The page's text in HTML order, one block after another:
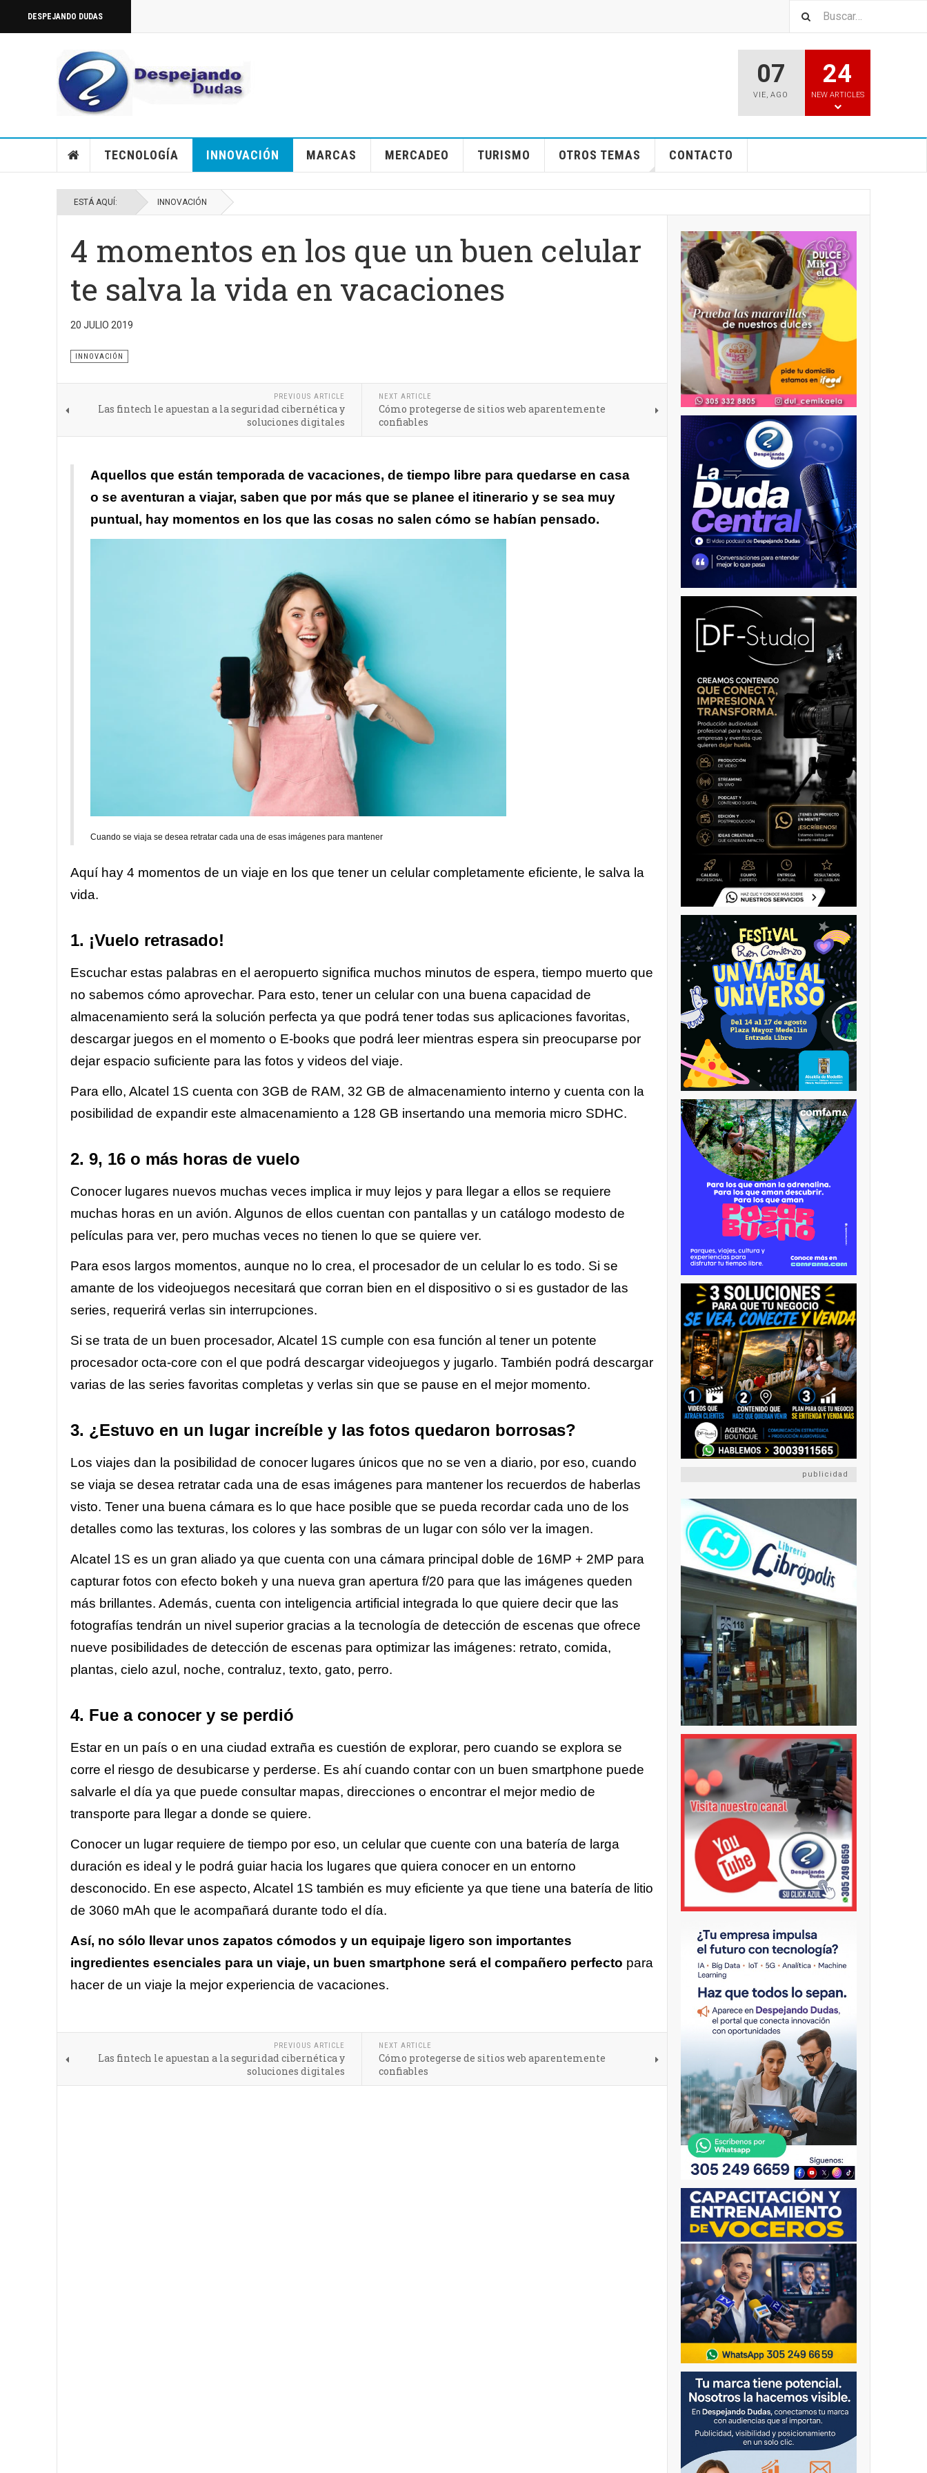
DESPEJANDO DUDAS
07
VIE,AGO
24
NEW ARTICLES
TECNOLOGÍA INNOVACIÓN MARCAS MERCADEO TURISMO OTROS TEMAS CONTACTO
ESTÁ AQUÍ: INNOVACIÓN
4 momentos en los que un buen celular
te salva la vida en vacaciones
20 JULIO 2019
INNOVACIÓN
PREVIOUS ARTICLE
Las fintech le apuestan a la seguridad cibernética y
soluciones digitales
NEXT ARTICLE
Cómo protegerse de sitios web aparentemente
confiables
Aquellos que están temporada de vacaciones, de tiempo libre para quedarse en casa
o se aventuran a viajar, saben que por más que se planee el itinerario y se sea muy
puntual, hay momentos en los que las cosas no salen cómo se habían pensado.
Cuando se viaja se desea retratar cada una de esas imágenes para mantener
Aquí hay 4 momentos de un viaje en los que tener un celular completamente eficiente, le salva la
vida.
1. ¡Vuelo retrasado!
Escuchar estas palabras en el aeropuerto significa muchos minutos de espera, tiempo muerto que
no sabemos cómo aprovechar. Para esto, tener un celular con una buena capacidad de
almacenamiento será la solución perfecta ya que podrá tener todas sus aplicaciones favoritas,
descargar juegos en el momento o E-books que podrá leer mientras espera sin preocuparse por
dejar espacio suficiente para las fotos y videos del viaje.
Para ello, Alcatel 1S cuenta con 3GB de RAM, 32 GB de almacenamiento interno y cuenta con la
posibilidad de expandir este almacenamiento a 128 GB insertando una memoria micro SDHC.
2. 9, 16 o más horas de vuelo
Conocer lugares nuevos muchas veces implica ir muy lejos y para llegar a ellos se requiere
muchas horas en un avión. Algunos de ellos cuentan con pantallas y un catálogo modesto de
películas para ver, pero muchas veces no tienen lo que se quiere ver.
Para esos largos momentos, aunque no lo crea, el procesador de un celular lo es todo. Si se
amante de los videojuegos necesitará que corran bien en el dispositivo o si es gustador de las
series, requerirá verlas sin interrupciones.
Si se trata de un buen procesador, Alcatel 1S cumple con esa función al tener un potente
procesador octa-core con el que podrá descargar videojuegos y jugarlo. También podrá descargar
varias de las series favoritas completas y verlas sin que se pause en el mejor momento.
3. ¿Estuvo en un lugar increíble y las fotos quedaron borrosas?
Los viajes dan la posibilidad de conocer lugares únicos que no se ven a diario, por eso, cuando
se viaja se desea retratar cada una de esas imágenes para mantener los recuerdos de haberlas
visto. Tener una buena cámara es lo que hace posible que se pueda recordar cada uno de los
detalles como las texturas, los colores y las sombras de un lugar con sólo ver la imagen.
Alcatel 1S es un gran aliado ya que cuenta con una cámara principal doble de 16MP + 2MP para
capturar fotos con efecto bokeh y una nueva gran apertura f/20 para que las imágenes queden
más brillantes. Además, cuenta con inteligencia artificial integrada lo que quiere decir que las
fotografías tendrán un nivel superior gracias a la tecnología de detección de escenas que ofrece
nueve posibilidades de detección de escenas para optimizar las imágenes: retrato, comida,
plantas, cielo azul, noche, contraluz, texto, gato, perro.
4. Fue a conocer y se perdió
Estar en un país o en una ciudad extraña es cuestión de explorar, pero cuando se explora se
corre el riesgo de desubicarse y perderse. Es ahí cuando contar con un buen smartphone puede
salvarle el día ya que puede consultar mapas, direcciones o encontrar el mejor medio de
transporte para llegar a donde se quiere.
Conocer un lugar requiere de tiempo por eso, un celular que cuente con una batería de larga
duración es ideal y le podrá guiar hacia los lugares que quiera conocer en un entorno
desconocido. En ese aspecto, Alcatel 1S también es muy eficiente ya que tiene una batería de litio
de 3060 mAh que le acompañará durante todo el día.
Así, no sólo llevar unos zapatos cómodos y un equipaje ligero son importantes
ingredientes esenciales para un viaje, un buen smartphone será el compañero perfecto para
hacer de un viaje la mejor experiencia de vacaciones.
PREVIOUS ARTICLE
Las fintech le apuestan a la seguridad cibernética y
soluciones digitales
NEXT ARTICLE
Cómo protegerse de sitios web aparentemente
confiables
publicidad